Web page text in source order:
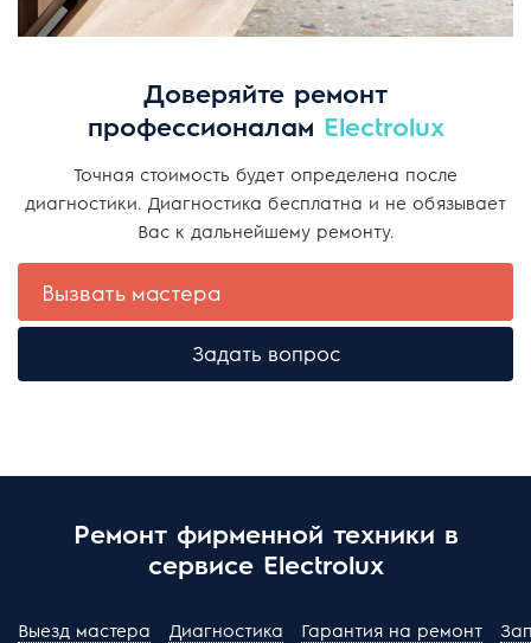
Доверяйте ремонт
профессионалам Electrolux
Точная стоимость будет определена после
диагностики. Диагностика бесплатна и не обязывает
Вас к дальнейшему ремонту.
Вызвать мастера
Задать вопрос
Ремонт фирменной техники в
сервисе Electrolux
Выезд мастера Диагностика Гарантия на ремонт